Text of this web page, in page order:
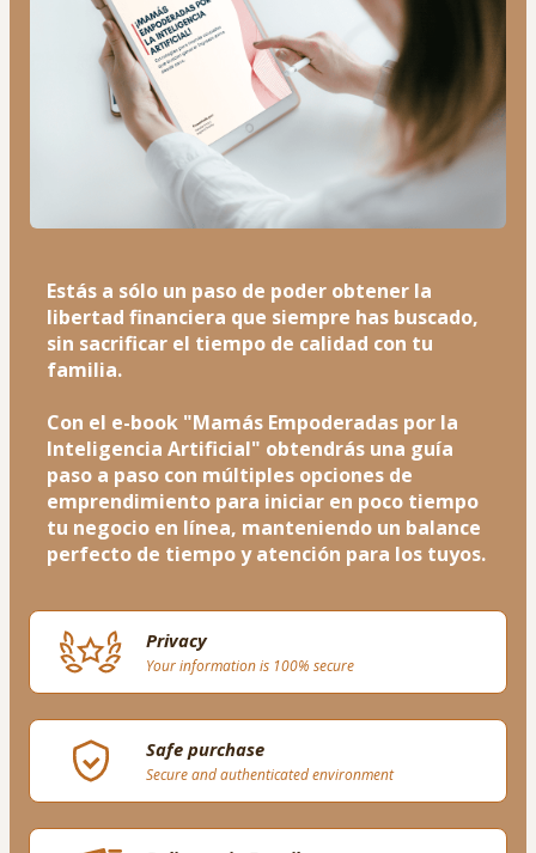
Estás a sólo un paso de poder obtener la
libertad financiera que siempre has buscado,
sin sacrificar el tiempo de calidad con tu
familia.
Con el e-book "Mamás Empoderadas por la
Inteligencia Artificial" obtendrás una guía
paso a paso con múltiples opciones de
emprendimiento para iniciar en poco tiempo
tu negocio en línea, manteniendo un balance
Privacy
Your information is 100% secure
Safe purchase
Secure and authenticated environment